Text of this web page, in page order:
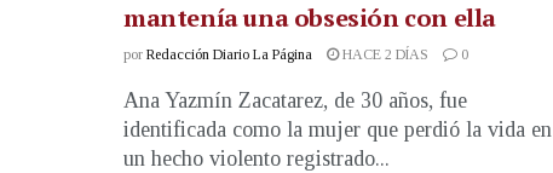
mantenía una obsesión con ella
por Redacción Diario La Página HACE 2 DÍAS 0
Ana Yazmín Zacatarez, de 30 años, fue
identificada como la mujer que perdió la vida en
un hecho violento registrado...